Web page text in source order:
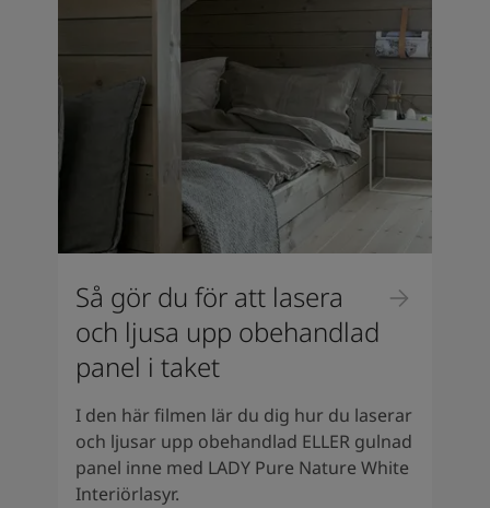
Så gör du för att lasera
och ljusa upp obehandlad
panel i taket
I den här filmen lär du dig hur du laserar
och ljusar upp obehandlad ELLER gulnad
panel inne med LADY Pure Nature White
Interiörlasyr.